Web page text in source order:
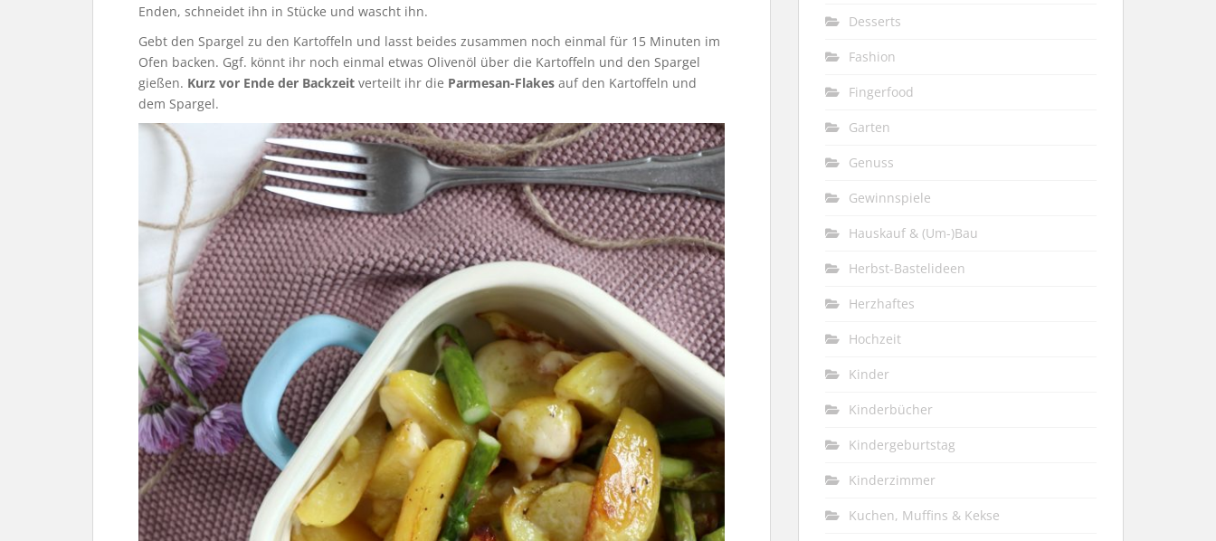
Enden, schneidet ihn in Stücke und wascht ihn.
Gebt den Spargel zu den Kartoffeln und lasst beides zusammen noch einmal für 15 Minuten im
Ofen backen. Ggf. könnt ihr noch einmal etwas Olivenöl über die Kartoffeln und den Spargel
gießen. Kurz vor Ende der Backzeit verteilt ihr die Parmesan-Flakes auf den Kartoffeln und
dem Spargel.
Desserts
Fashion
Fingerfood
Garten
Genuss
Gewinnspiele
Hauskauf & (Um-)Bau
Herbst-Bastelideen
Herzhaftes
Hochzeit
Kinder
Kinderbücher
Kindergeburtstag
Kinderzimmer
Kuchen, Muffins & Kekse